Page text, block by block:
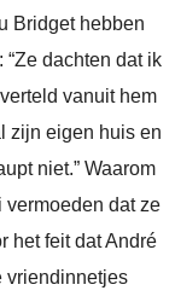
Bridget hebben
dachten dat ik
vanuit hem
zijn eigen huis en
niet.” Waarom
vermoeden dat ze
het feit dat André
vriendinnetjes